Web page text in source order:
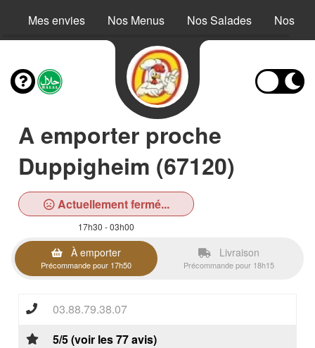
Mes envies Nos Menus Nos Salades Nos
A emporter proche
Duppigheim (67120)
Actuellement fermé...
17h30 - 03h00
À emporter
Précommande pour 17h50
Livraison
Précommande pour 18h15
03.88.79.38.07
5/5 (voir les 77 avis)